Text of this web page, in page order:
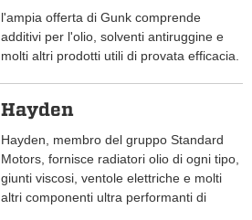
l'ampia offerta di Gunk comprende
additivi per l'olio, solventi antiruggine e
molti altri prodotti utili di provata efficacia.
Hayden
Hayden, membro del gruppo Standard
Motors, fornisce radiatori olio di ogni tipo,
giunti viscosi, ventole elettriche e molti
altri componenti ultra performanti di